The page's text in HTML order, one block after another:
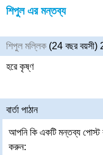
শিপুল এর মন্তব্য
শিপুল মল্লিক (24 বছর
হরে কৃষ্ণ
বার্তা পাঠান
আপনি কি একটি মন্তব্য পোস্ট
করুন: